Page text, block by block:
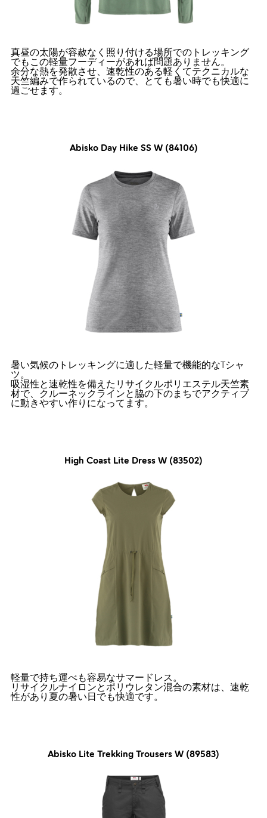
真昼の太陽が容赦なく照り付ける場所でのトレッキング
でもこの軽量フーディーがあれば問題ありません。
余分な熱を発散させ、速乾性のある軽くてテクニカルな
天竺編みで作られているので、とても暑い時でも快適に
過ごせます。
Abisko Day Hike SS W (84106)
暑い気候のトレッキングに適した軽量で機能的なTシャ
ツ。
吸湿性と速乾性を備えたリサイクルポリエステル天竺素
材で、クルーネックラインと脇の下のまちでアクティブ
に動きやすい作りになってます。
High Coast Lite Dress W (83502)
軽量で持ち運べも容易なサマードレス。
リサイクルナイロンとポリウレタン混合の素材は、速乾
性があり夏の暑い日でも快適です。
Abisko Lite Trekking Trousers W (89583)